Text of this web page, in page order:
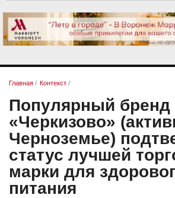
Главная / Контекст /
Популярный бренд
«Черкизово»
Черноземье)
статус лучшей
марки для
питания